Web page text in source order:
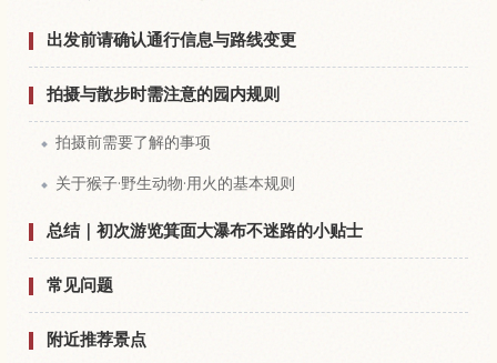
出发前请确认通行信息与路线变更
拍摄与散步时需注意的园内规则
拍摄前需要了解的事项
关于猴子·野生动物·用火的基本规则
总结｜初次游览箕面大瀑布不迷路的小贴士
常见问题
附近推荐景点